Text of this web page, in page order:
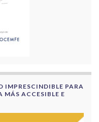
IMPRESCINDIBLE PARA
ACCESIBLE E